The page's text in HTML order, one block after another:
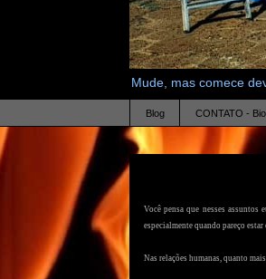
Mude, mas comece
Blog CONTATO - Bio
Você pensa que nesses assuntos
especialmente quando pareço estar
Nas relações humanas, quanto